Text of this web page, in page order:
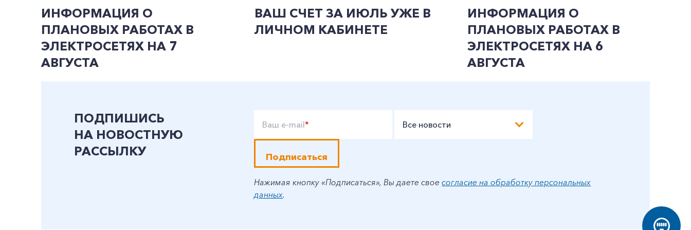
ИНФОРМАЦИЯ О
ПЛАНОВЫХ РАБОТАХ В
ЭЛЕКТРОСЕТЯХ НА 7
АВГУСТА
ВАШ СЧЕТ ЗА ИЮЛЬ УЖЕ В
ЛИЧНОМ КАБИНЕТЕ
ИНФОРМАЦИЯ О
ПЛАНОВЫХ РАБОТАХ В
ЭЛЕКТРОСЕТЯХ НА 6
АВГУСТА
ПОДПИШИСЬ
НА НОВОСТНУЮ
РАССЫЛКУ
Ваш e-mail* Все новости
Подписаться
Нажимая кнопку «Подписаться», Вы даете своесогласие на обработку персональных
данных.